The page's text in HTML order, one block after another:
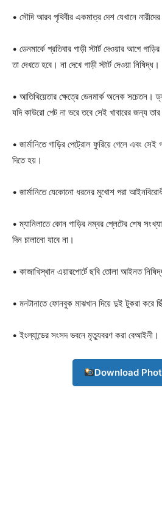
Company
Contact us
My account
Download
• সৌদি আরব পৃথিবীর একমাত্র দেশ যেখানে নারীদের
• ডেনমার্কে প্রতিবার গাড়ী স্টার্ট দেওয়ার আগে
তা দেখতে হবে। না দেখে গাড়ী স্টার্ট দেওয়া নিষিদ্ধ।
• আতিথিয়েতার ক্ষেত্রে ডেনমার্ক অনেক সচেতন।
যদি কাউরো পেট না ভরে তবে সেই খাবারের জন্য তার
• জার্মানিতে গাড়ির পেট্রোল ফুরিয়ে গেলে এবং
দিতে হয়।
• জার্মানিতে যেকোনো ধরনের মুখোশ পরা
• ম্যানিলাতে কোন গাড়ির নম্বর প্লেটের শেষ
দিন চালানো যাবে না।
• কাজাখিস্থান এয়ারপোর্টে ছবি তোলা আইনত
• মনটানাতে ফোনবুক মাঝখান দিয়ে দুই টুকরা করে
• ইংল্যান্ডের সংসদ ভবনে মৃত্যুবরণ করা বেআইনী।
Download